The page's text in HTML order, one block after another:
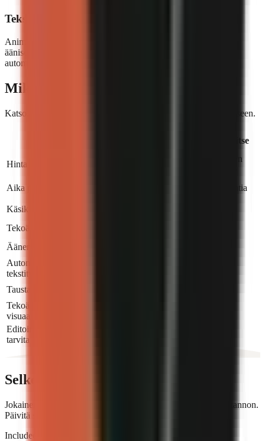
Tekstitykset ja musiikki sisäänrakennettuina
Animoidut tekstitykset useissa tyyleissä, taustamusiikki
ääniselostukselle priorisoivalla ducking-tekniikalla – kaikki
automaattisesti.
Miksi GoFaceless?
Katso, miten vertaamme editorin palkkaamiseen tai itse tekemiseen.
Tee itse
Hinta kuukaudessa
Ilmainen
Aika per video
4–8 tuntia
Käsikirjoittaminen
Tekoälyääniselostus
Äänen kloonaus
Automaattiset
tekstitykset
Taustamusiikki
Tekoälyllä luodut
visuaalit
Editointitaitoja ei
tarvita
Selkeä hinnoittelu
Jokainen suunnitelma sisältää tekoälyllä tapahtuvan videotuotannon.
Päivitä saadaksesi enemmän krediittejä ja ominaisuuksia.
Included in every paid plan